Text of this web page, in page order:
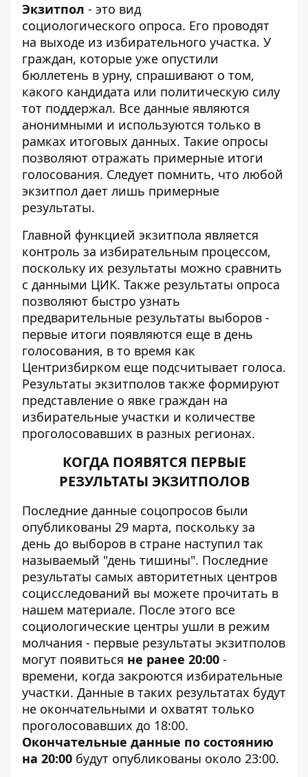
Экзитпол - это вид
социологического опроса. Его проводят
на выходе из избирательного участка. У
граждан, которые уже опустили
бюллетень в урну, спрашивают о том,
какого кандидата или политическую силу
тот поддержал. Все данные являются
анонимными и используются только в
рамках итоговых данных. Такие опросы
позволяют отражать примерные итоги
голосования. Следует помнить, что любой
экзитпол дает лишь примерные
результаты.
Главной функцией экзитпола является
контроль за избирательным процессом,
поскольку их результаты можно сравнить
с данными ЦИК. Также результаты опроса
позволяют быстро узнать
предварительные результаты выборов -
первые итоги появляются еще в день
голосования, в то время как
Центризбирком еще подсчитывает голоса.
Результаты экзитполов также формируют
представление о явке граждан на
избирательные участки и количестве
проголосовавших в разных регионах.
КОГДА ПОЯВЯТСЯ ПЕРВЫЕ
РЕЗУЛЬТАТЫ ЭКЗИТПОЛОВ
Последние данные соцопросов были
опубликованы 29 марта, поскольку за
день до выборов в стране наступил так
называемый "день тишины". Последние
результаты самых авторитетных центров
социсследований вы можете прочитать в
нашем материале. После этого все
социологические центры ушли в режим
молчания - первые результаты экзитполов
могут появиться не ранее 20:00 -
времени, когда закроются избирательные
участки. Данные в таких результатах будут
не окончательными и охватят только
проголосовавших до 18:00.
Окончательные данные по состоянию
на 20:00 будут опубликованы около 23:00.